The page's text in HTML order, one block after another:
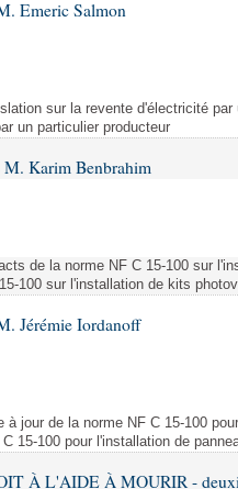
Emeric Salmon
sur la revente d'électricité
un particulier producteur
M. Karim Benbrahim
de la norme NF C 15-100 sur
100 sur l'installation de kits
Jérémie Iordanoff
à jour de la norme NF C 15-100
15-100 pour l'installation de
À L'AIDE À MOURIR -